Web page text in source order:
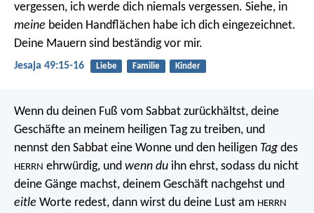
vergessen, ich werde dich niemals vergessen. Siehe, in
meine beiden Handflächen habe ich dich eingezeichnet.
Deine Mauern sind beständig vor mir.
Jesaja 49:15-16 Liebe Familie Kinder
Wenn du deinen Fuß vom Sabbat zurückhältst, deine
Geschäfte an meinem heiligen Tag zu treiben, und
nennst den Sabbat eine Wonne und den heiligen Tag des
HERRN ehrwürdig, und wenn du ihn ehrst, sodass du nicht
deine Gänge machst, deinem Geschäft nachgehst und
eitle Worte redest, dann wirst du deine Lust am HERRN